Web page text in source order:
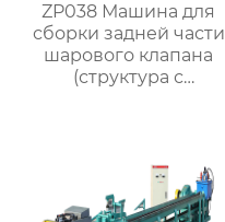
ZP038 Машина для
сборки задней части
шарового клапана
(структура с